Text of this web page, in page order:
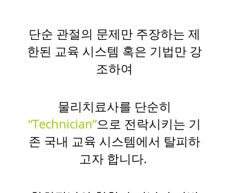
단순 관절의 문제만 주장하는 제
한된 교육 시스템 혹은 기법만 강
조하여
물리치료사를 단순히
“Technician”으로 전락시키는 기
존 국내 교육 시스템에서 탈피하
고자 합니다.